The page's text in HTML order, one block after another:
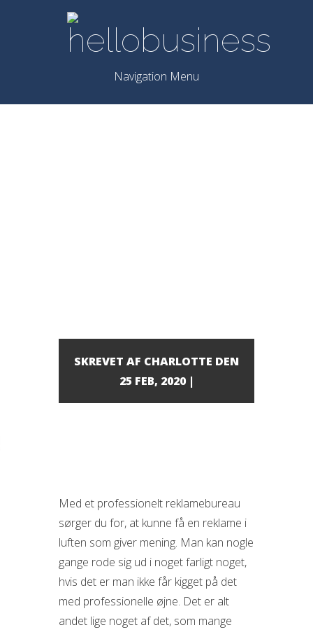
Navigation Menu
SKREVET AF CHARLOTTE DEN
25 FEB, 2020 |
Med et professionelt reklamebureau
sørger du for, at kunne få en reklame i
luften som giver mening. Man kan nogle
gange rode sig ud i noget farligt noget,
hvis det er man ikke får kigget på det
med professionelle øjne. Det er alt
andet lige noget af det, som mange